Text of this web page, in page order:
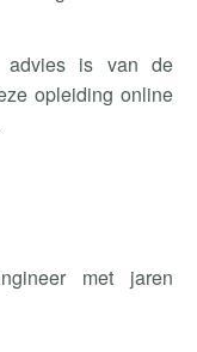
advies is van de
opleiding online
met jaren